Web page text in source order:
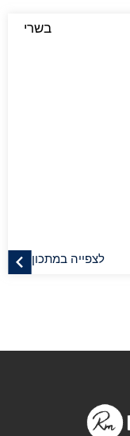
בשרי
לצפייה במתכון